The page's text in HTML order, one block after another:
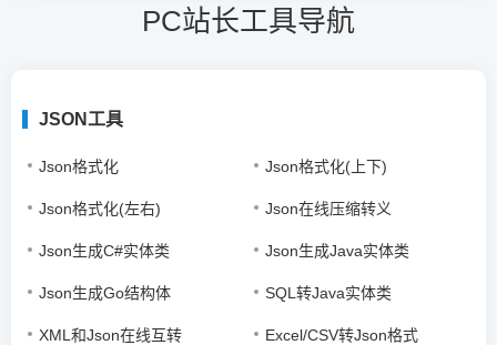
PC站长工具导航
JSON工具
Json格式化 Json格式化(上下)
Json格式化(左右) Json在线压缩转义
Json生成C#实体类 Json生成Java实体类
Json生成Go结构体 SQL转Java实体类
XML和Json在线互转 Excel/CSV转Json格式